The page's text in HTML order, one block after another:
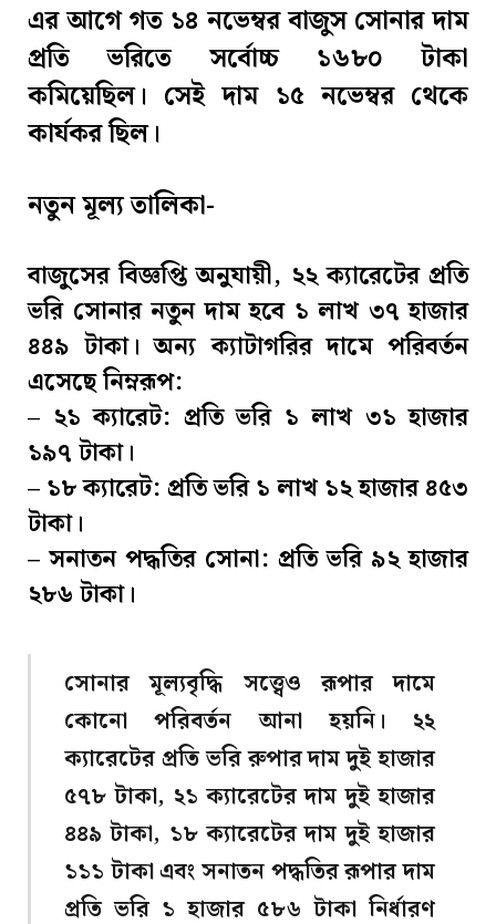
এর আগে গত ১৪ নভেম্বর বাজুস সোনার দাম
প্রতি ভরিতে সর্বোচ্চ ১৬৮০ টাকা
কমিয়েছিল। সেই দাম ১৫ নভেম্বর থেকে
কার্যকর ছিল।
নতুন মূল্য তালিকা-
বাজুসের বিজ্ঞপ্তি অনুযায়ী, ২২ ক্যারেটের প্রতি
ভরি সোনার নতুন দাম হবে ১ লাখ ৩৭ হাজার
৪৪৯ টাকা। অন্য ক্যাটাগরির দামে পরিবর্তন
এসেছে নিম্নরূপ:
– ২১ ক্যারেট: প্রতি ভরি ১ লাখ ৩১ হাজার
১৯৭ টাকা।
– ১৮ ক্যারেট: প্রতি ভরি ১ লাখ ১২ হাজার ৪৫৩
টাকা।
– সনাতন পদ্ধতির সোনা: প্রতি ভরি ৯২ হাজার
২৮৬ টাকা।
সোনার মূল্যবৃদ্ধি সত্ত্বেও রূপার দামে
কোনো পরিবর্তন আনা হয়নি। ২২
ক্যারেটের প্রতি ভরি রুপার দাম দুই হাজার
৫৭৮ টাকা, ২১ ক্যারেটের দাম দুই হাজার
৪৪৯ টাকা, ১৮ ক্যারেটের দাম দুই হাজার
১১১ টাকা এবং সনাতন পদ্ধতির রূপার দাম
প্রতি ভরি ১ হাজার ৫৮৬ টাকা নির্ধারণ